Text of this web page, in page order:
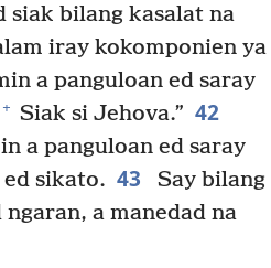
bilang kasalat na
iray kokomponien ya
a panguloan ed saray
+ Siak si Jehova.” 42
a panguloan ed saray
sikato. 43
Say bilang
a manedad na